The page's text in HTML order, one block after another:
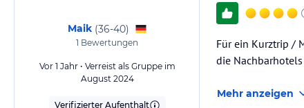
Maik (36-40)
1 Bewertungen
Vor 1 Jahr • Verreist als Gruppe im
August 2024
Verifizierter Aufenthalt
Für ein Kurztrip /
die Nachbarhotels
Mehr anzeigen